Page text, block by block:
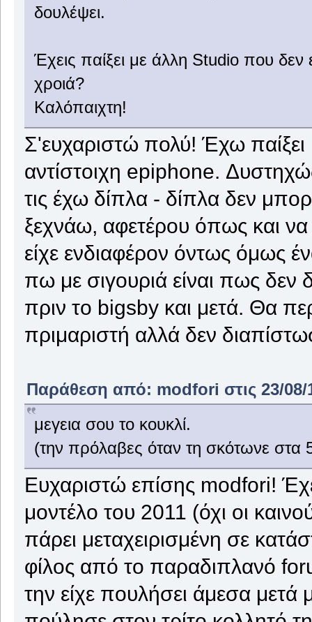
δουλέψει.
Έχεις παίξει με άλλη Studio που
χροιά?
Καλόπαιχτη!
Σ'ευχαριστώ πολύ! Έχω
αντίστοιχη epiphone.
τις έχω δίπλα - δίπλα δεν
ξεχνάω, αφετέρου όπως και
είχε ενδιαφέρον όντως όμως
πω με σιγουριά είναι πως δεν
πριν το bigsby και μετά. Θα
πριμαριστή αλλά δεν
Παράθεση από: modfori στις 23/08/
μεγεια σου το κουκλί.
(την πρόλαβες όταν τη σκότωνε στα
Ευχαριστώ επίσης modfori!
μοντέλο του 2011 (όχι οι
πάρει μεταχειρισμένη σε
φίλος από το παραδιπλανό
την είχε πουλήσει άμεσα μετά